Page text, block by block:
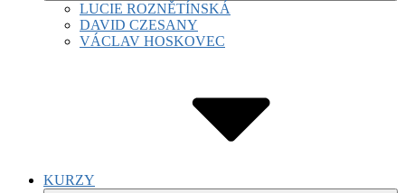
LUCIE ROZNĚTÍNSKÁ
DAVID CZESANY
VÁCLAV HOSKOVEC
KURZY